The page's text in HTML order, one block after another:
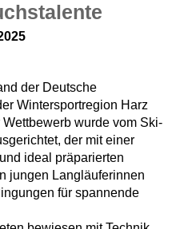
der Deutsche
Wintersportregion Harz
wurde vom Ski-
der mit einer
ideal präparierten
jungen Langläuferinnen
für spannende